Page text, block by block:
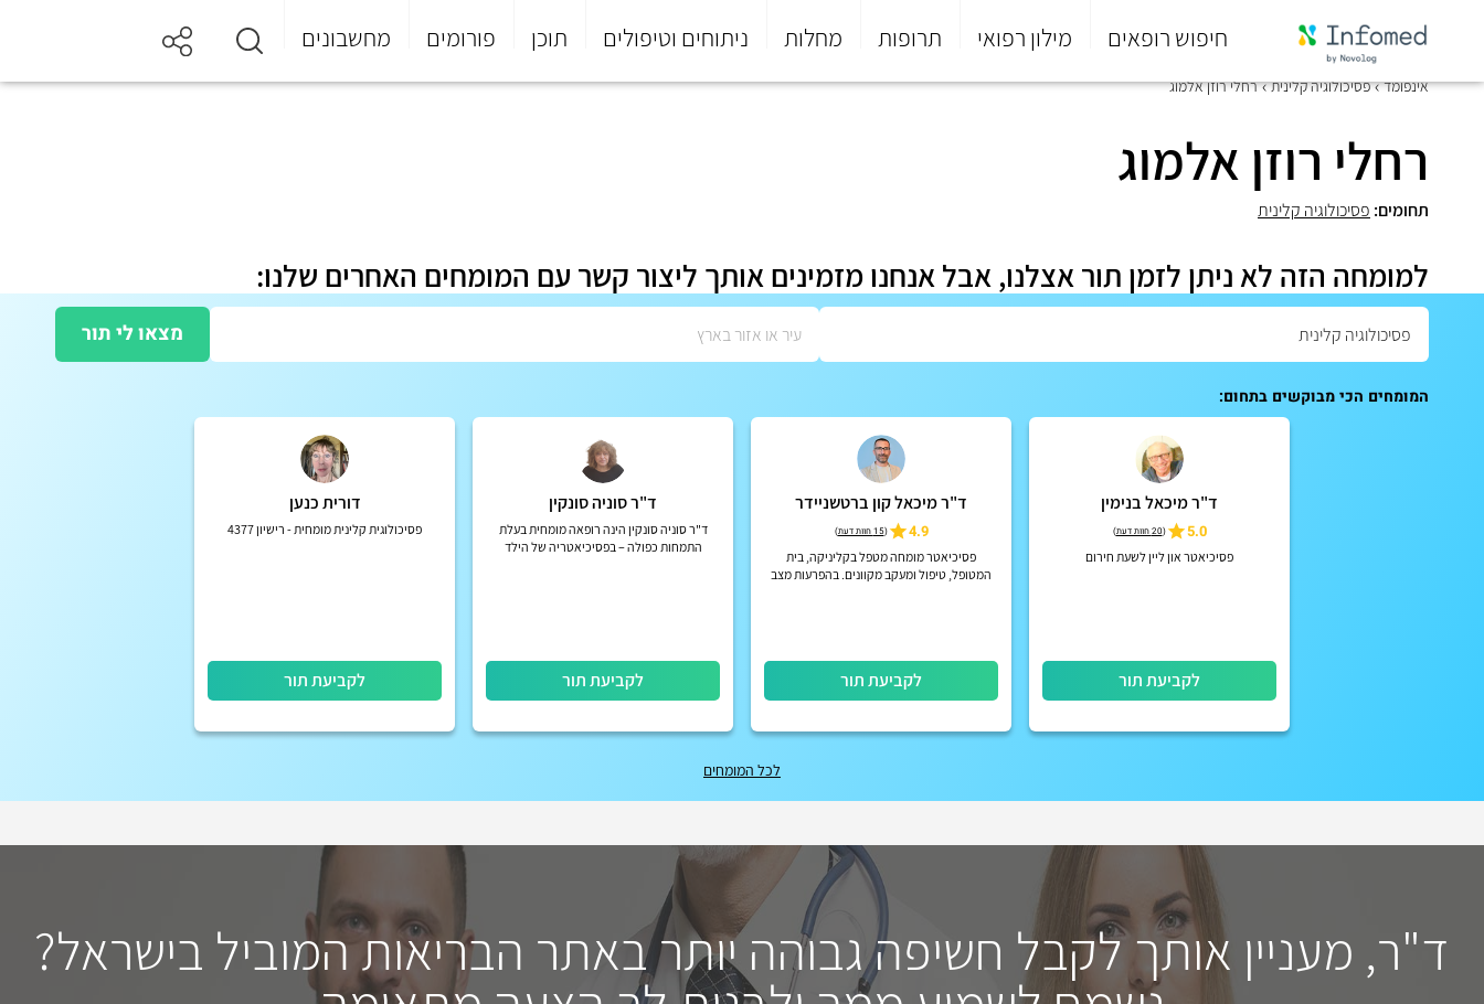
חיפוש רופאים מילון רפואי תרופות מחלות ניתוחים וטיפולים תוכן פורומים מחשבונים
סוף
התפריט
אינפומד פסיכולוגיה קלינית רחלי רוזן אלמוג
רחלי רוזן אלמוג
תחומים: פסיכולוגיה קלינית
למומחה הזה לא ניתן לזמן תור אצלנו, אבל אנחנו מזמינים אותך ליצור קשר עם המומחים האחרים שלנו:
מצאו לי תור
המומחים הכי מבוקשים בתחום:
ד"ר מיכאל בנימין
5.0
(20 חוות דעת )
פסיכיאטר און ליין לשעת חירום
לקביעת תור
ד"ר מיכאל קון ברטשניידר
4.9
(15 חוות דעת )
פסיכיאטר מומחה מטפל בקליניקה, בית
המטופל, טיפול ומעקב מקוונים. בהפרעות מצב
לקביעת תור
ד"ר סוניה סונקין
ד"ר סוניה סונקין הינה רופאה מומחית בעלת
התמחות כפולה – בפסיכיאטריה של הילד
לקביעת תור
דורית כנען
פסיכולוגית קלינית מומחית - רישיון 4377
לקביעת תור
לכל המומחים
ד"ר, מעניין אותך לקבל חשיפה גבוהה יותר באתר הבריאות המוביל בישראל?